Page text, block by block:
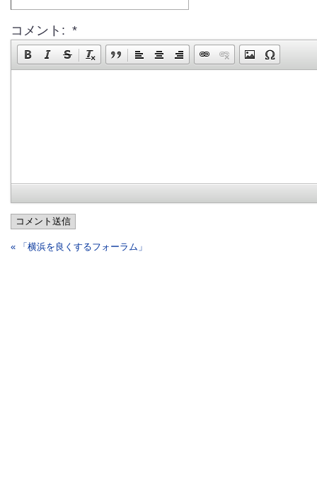
コメント: *
コメント送信
« 「横浜を良くするフォーラム」